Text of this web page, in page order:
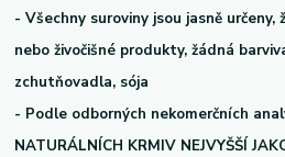
- Všechny suroviny jsou jasně
nebo živočišné produkty, žádná
zchutňovadla, sója
- Podle odborných nekomerčních
NATURÁLNÍCH KRMIV NEJVYŠŠÍ